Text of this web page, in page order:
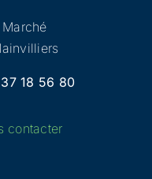
18 56 80
contacter